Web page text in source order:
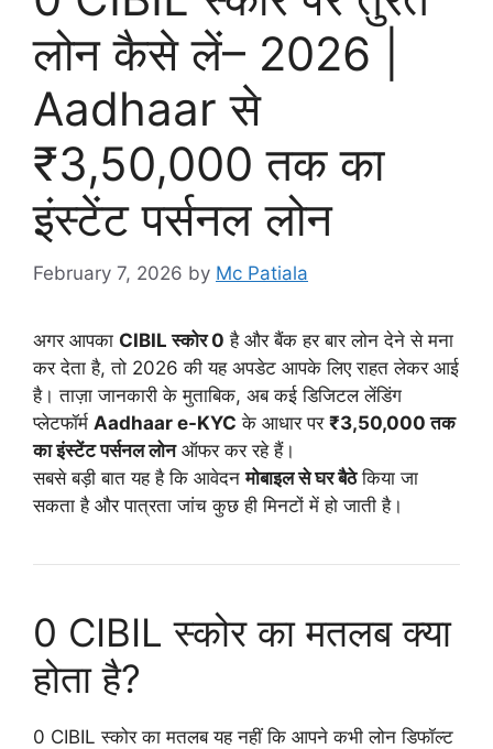
लोन कैसे लें– 2026 |
Aadhaar से
₹3,50,000 तक का
इंस्टेंट पर्सनल लोन
February 7, 2026 by Mc Patiala
अगर आपका CIBIL स्कोर 0 है और बैंक हर बार लोन देने से मना
कर देता है, तो 2026 की यह अपडेट आपके लिए राहत लेकर आई
है। ताज़ा जानकारी के मुताबिक, अब कई डिजिटल लेंडिंग
प्लेटफॉर्म Aadhaar e-KYC के आधार पर ₹3,50,000 तक
का इंस्टेंट पर्सनल लोनऑफर कर रहे हैं।
सबसे बड़ी बात यह है कि आवेदनमोबाइल से घर बैठेकिया जा
सकता है और पात्रता जांच कुछ ही मिनटों में हो जाती है।
0 CIBIL स्कोर का मतलब क्या
होता है?
0 CIBIL स्कोर का मतलब यह नहीं कि आपने कभी लोन डिफॉल्ट